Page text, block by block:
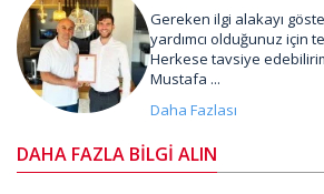
Gereken ilgi alakayı
yardımcı olduğunuz için
Herkese tavsiye
Mustafa ...
Daha Fazlası
DAHA FAZLA BİLGİ ALIN